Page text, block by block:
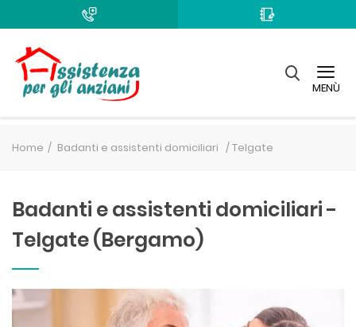
MENÙ
Home Badanti e assistenti domiciliari /Telgate
Badanti e assistenti domiciliari -
Telgate (Bergamo)